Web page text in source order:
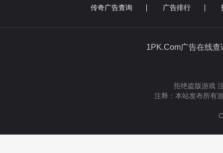
传奇广告查询 广告排行
1PK.Com广告在
拒绝盗版游戏
注释：本站发布所有